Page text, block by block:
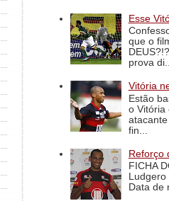
Esse
que o
prova
Vitória
Estão
o Vitória
fin...
Reforço
FICHA
Data de